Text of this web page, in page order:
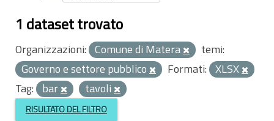
1 dataset trovato
Organizzazioni: Comune di Matera
temi:
Governo e settore pubblico
Formati: XLSX
Tag: bar tavoli
RISULTATO DEL FILTRO